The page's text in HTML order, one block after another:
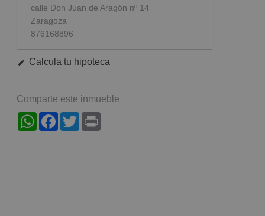
calle Don Juan de Aragón nº 14
Zaragoza
876168896
Calcula tu hipoteca
Comparte este inmueble
WhatsAppFacebook
Twitter